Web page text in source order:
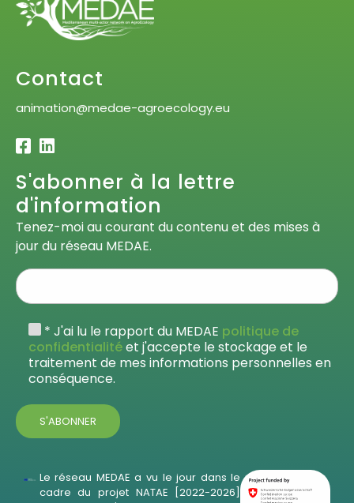
Contact
animation@medae-agroecology.eu
S'abonner à la lettre
d'information
Tenez-moi au courant du contenu et des mises à
jour du réseau MEDAE.
* J'ai lu le rapport du MEDAE politique de
confidentialitéet j'accepte le stockage et le
traitement de mes informations personnelles en
conséquence.
Le réseau MEDAE a vu le jour dans le
cadre du projet NATAE [2022-2026]